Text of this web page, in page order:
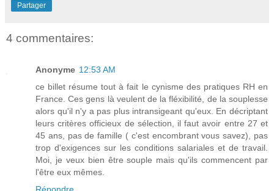
Partager
4 commentaires:
Anonyme 12:53 AM
ce billet résume tout à fait le cynisme des pratiques RH en
France. Ces gens là veulent de la fléxibilité, de la souplesse
alors qu'il n'y a pas plus intransigeant qu'eux. En décriptant
leurs critères officieux de sélection, il faut avoir entre 27 et
45 ans, pas de famille ( c'est encombrant vous savez), pas
trop d'exigences sur les conditions salariales et de travail.
Moi, je veux bien être souple mais qu'ils commencent par
l'être eux mêmes.